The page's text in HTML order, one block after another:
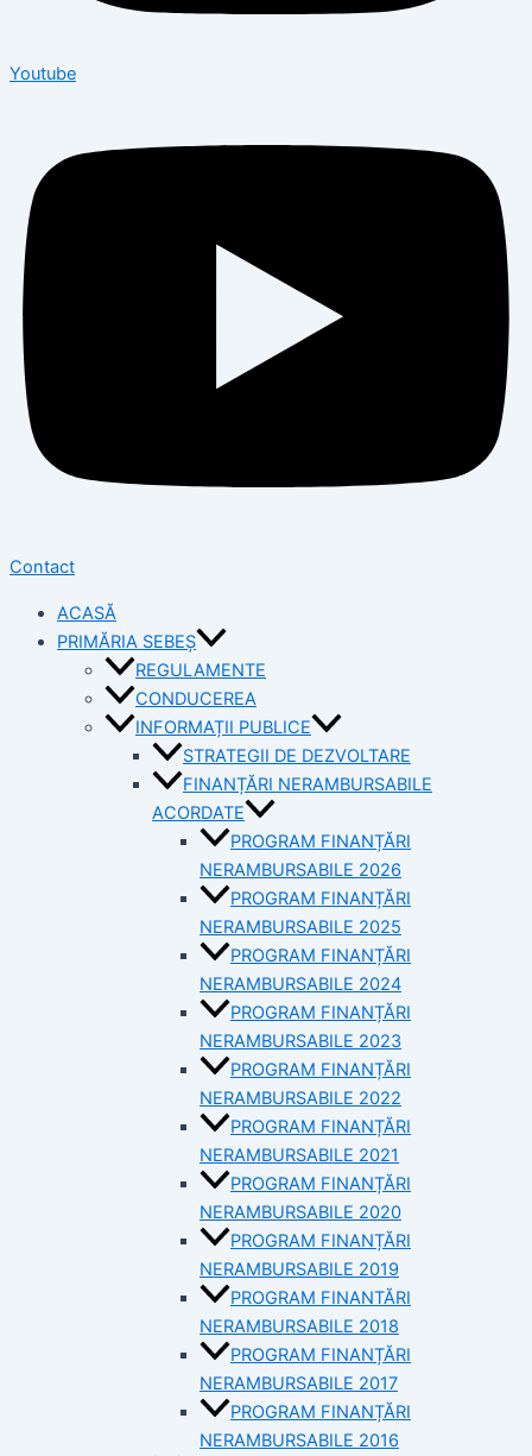
Youtube
Contact
ACASĂ
PRIMĂRIA SEBEȘ
REGULAMENTE
CONDUCEREA
INFORMAȚII PUBLICE
STRATEGII DE DEZVOLTARE
FINANȚĂRI NERAMBURSABILE
ACORDATE
PROGRAM FINANȚĂRI
NERAMBURSABILE 2026
PROGRAM FINANȚĂRI
NERAMBURSABILE 2025
PROGRAM FINANȚĂRI
NERAMBURSABILE 2024
PROGRAM FINANȚĂRI
NERAMBURSABILE 2023
PROGRAM FINANȚĂRI
NERAMBURSABILE 2022
PROGRAM FINANȚĂRI
NERAMBURSABILE 2021
PROGRAM FINANȚĂRI
NERAMBURSABILE 2020
PROGRAM FINANȚĂRI
NERAMBURSABILE 2019
PROGRAM FINANTĂRI
NERAMBURSABILE 2018
PROGRAM FINANȚĂRI
NERAMBURSABILE 2017
PROGRAM FINANȚĂRI
NERAMBURSABILE 2016